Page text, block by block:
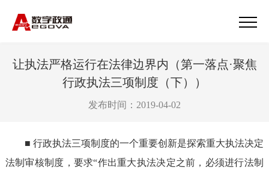
让执法严格运行在法律边界内（第一落点·聚焦
行政执法三项制度（下））
发布时间：2019-04-02
■ 行政执法三项制度的一个重要创新是探索重大执法决定
法制审核制度，要求“作出重大执法决定之前，必须进行法制